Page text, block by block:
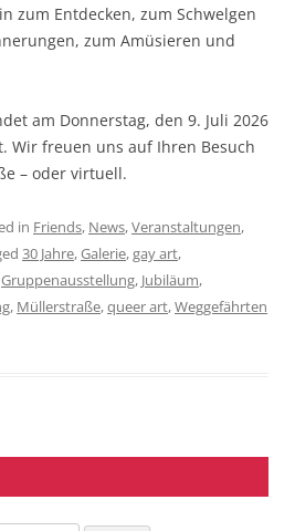
zum Entdecken, zum Schwelgen
zum Amüsieren und
am Donnerstag, den 9. Juli 2026
Wir freuen uns auf Ihren Besuch
– oder virtuell.
in Friends, News,Veranstaltungen,
30 Jahre,Galerie,gay art,
Gruppenausstellung, Jubiläum,
, Müllerstraße,queer art,Weggefährten